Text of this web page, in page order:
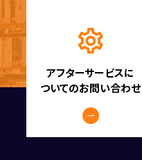
アフターサービスに
ついてのお問い合わせ